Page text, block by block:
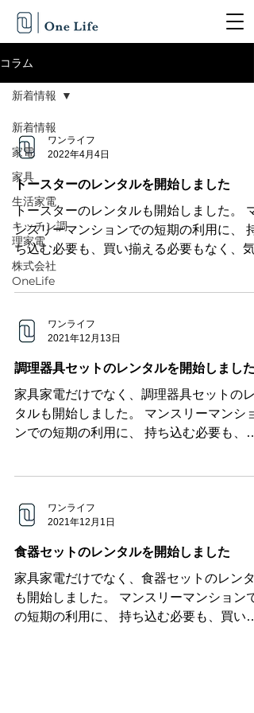
コラム
新着情報
家電
家具
生活家電
キッチン調
理家電
株式会社
OneLife
新着情報
ワンライフ
2022年4月4日
トースターのレンタルを開始しました
トースターのレンタルも開始しました。 マ
ンスリーマンションでの短期の利用に、 持
ち込む必要も、買い揃える必要もなく、気
にレンタル頂けます。 ⇒トースター / 1名
ご利用分 株式会社OneLife
ワンライフ
2021年12月13日
調理器具セットのレンタルを開始しました
家具家電だけでなく、調理器具セットのレ
タルも開始しました。 マンスリーマンショ
ンでの短期の利用に、 持ち込む必要も、買
ワンライフ
2021年12月1日
食器セットのレンタルを開始しました
家具家電だけでなく、食器セットのレンタ
も開始しました。 マンスリーマンションで
の短期の利用に、 持ち込む必要も、買い揃